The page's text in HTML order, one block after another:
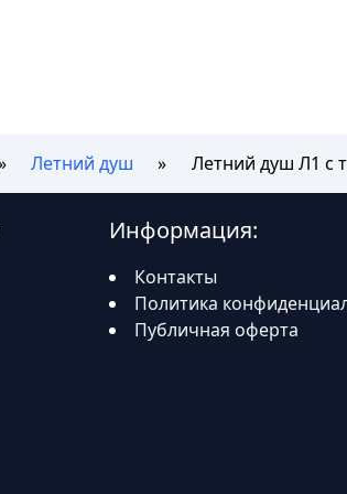
Летний душ Летний душ Л1 с
Информация:
Контакты
Политика
Публичная оферта